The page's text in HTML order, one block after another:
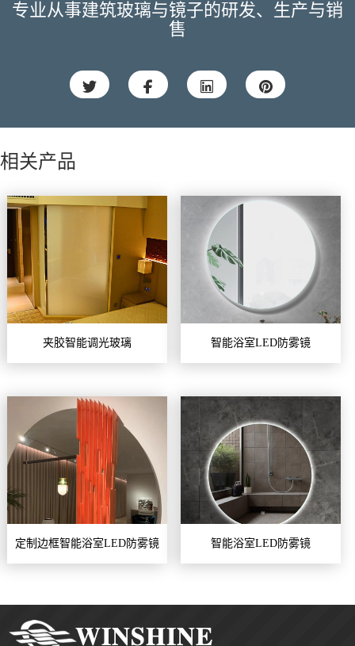
专业从事建筑玻璃与镜子的研发、生产与销
售
   
相关产品
夹胶智能调光玻璃 智能浴室LED防雾镜
定制边框智能浴室LED防雾镜 智能浴室LED防雾镜